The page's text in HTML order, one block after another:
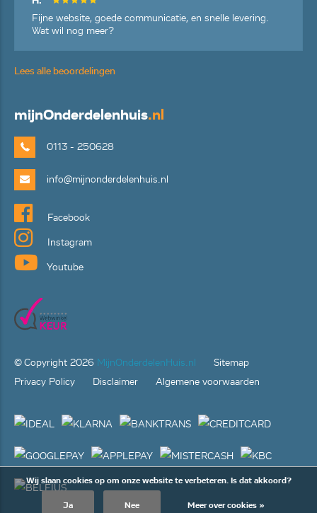
Wij slaan cookies op om onze website te verbeteren. Is dat akkoord?
Ja Nee Meer over cookies »
Fijne website, goede communicatie, en snelle levering.
Wat wil nog meer?
Lees alle beoordelingen
mijnOnderdelenhuis.nl
0113 - 250628
info@mijnonderdelenhuis.nl
Facebook
Instagram
Youtube
© Copyright 2026 MijnOnderdelenHuis.nl
Sitemap
Privacy Policy
Disclaimer Algemene voorwaarden